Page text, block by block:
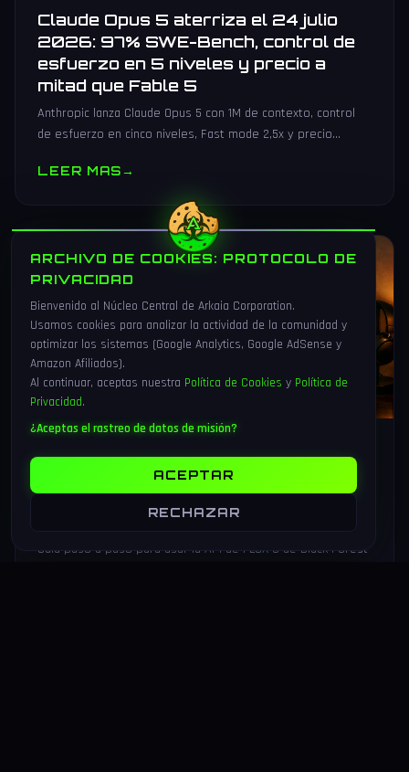
Claude Opus 5 aterriza el 24 julio
2026: 97% SWE-Bench, control de
esfuerzo en 5 niveles y precio a
mitad que Fable 5
Anthropic lanza Claude Opus 5 con 1M de contexto, control
de esfuerzo en cinco niveles, Fast mode 2,5x y precio
precios.
LEER MAS→
TUTORIALES
Tutorial FLUX 3 API: generar vídeo,
audio e imagen con Python paso a
paso (2026)
Guía paso a paso para usar la API de FLUX 3 de Black Forest
ARCHIVO DE COOKIES: PROTOCOLO DE
PRIVACIDAD
Bienvenido al Núcleo Central de Arkaia Corporation.
Usamos cookies para analizar la actividad de la comunidad y
optimizar los sistemas (Google Analytics, Google AdSense y
Amazon Afiliados).
Al continuar, aceptas nuestra Política de Cookies y Política de
Privacidad.
¿Aceptas el rastreo de datos de misión?
ACEPTAR
RECHAZAR